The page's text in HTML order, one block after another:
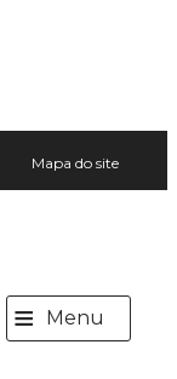
Mapa do site
≡ Menu